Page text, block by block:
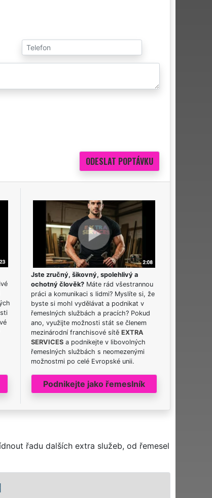
Jste zručný, šikovný, spolehlivý a
ochotný člověk? Máte rád všestrannou
práci a komunikaci s lidmi? Myslíte si, že
byste si mohl vydělávat a podnikat v
řemeslných službách a pracích? Pokud
ano, využijte možnosti stát se členem
mezinárodní franchisové sítěEXTRA
SERVICES a podnikejte v libovolných
řemeslných službách s neomezenými
možnostmi po celé Evropské unii.
Podnikejte jako řemeslník
řadu dalších extra služeb, od řemesel